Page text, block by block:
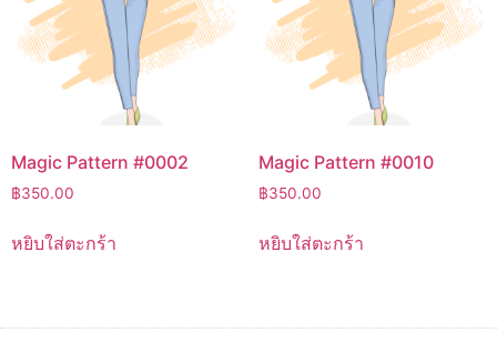
Magic Pattern #0002
฿350.00
หยิบใส่ตะกร้า
Magic Pattern #0010
฿350.00
หยิบใส่ตะกร้า